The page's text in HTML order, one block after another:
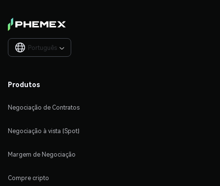
Português 
Produtos
Negociação de Contratos
Negociação à vista (Spot)
Margem de Negociação
Compre cripto